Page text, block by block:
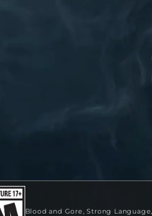
Blood and Gore Strong Language